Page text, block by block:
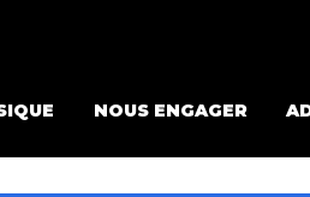
NOUS ENGAGER